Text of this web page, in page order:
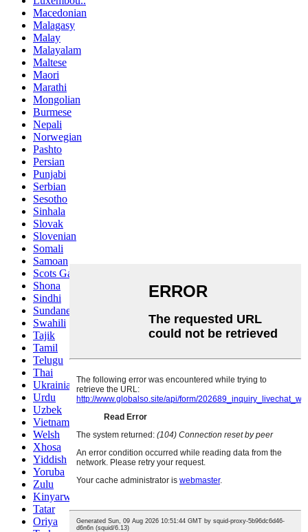
Macedonian
Malagasy
Malay
Malayalam
Maltese
Maori
Marathi
Mongolian
Burmese
Nepali
Norwegian
Pashto
Persian
Punjabi
Serbian
Sesotho
Sinhala
Slovak
Slovenian
Somali
Samoan
Scots Gaelic
Shona
Sindhi
Sundanese
Swahili
Tajik
Tamil
Telugu
Thai
Ukrainian
Urdu
Uzbek
Vietnamese
Welsh
Xhosa
Yiddish
Yoruba
Zulu
Kinyarwanda
Tatar
Oriya